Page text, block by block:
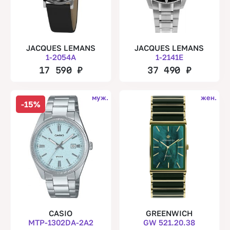
JACQUES LEMANS
1-2054A
17 590₽
JACQUES LEMANS
1-2141E
37 490 ₽
-15%
муж.
CASIO
MTP-1302DA-2A2
жен.
GREENWICH
GW 521.20.38